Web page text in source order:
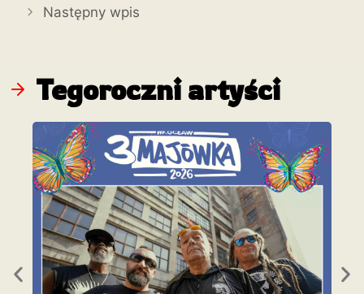
Następny wpis
Tegoroczni artyści